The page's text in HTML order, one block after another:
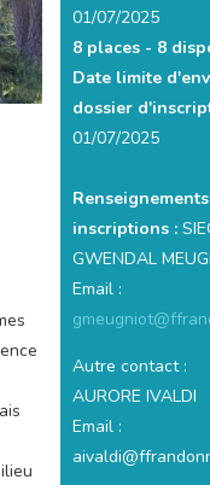
01/07/2025
8 places - 8
Date limite
dossier
01/07/2025
inscriptions :
GWENDAL
Email :
Autre contact :
AURORE IVALDI
Email :